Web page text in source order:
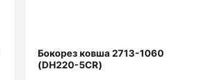
Бокорез ковша 2713-1060
(DH220-5CR)